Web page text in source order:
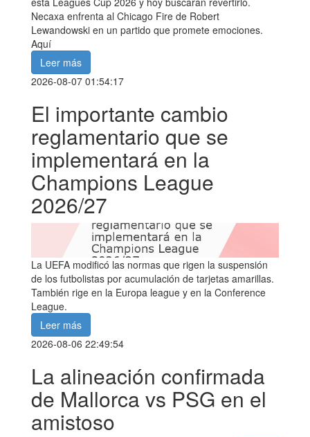
Necaxa enfrenta al Chicago Fire de Robert
Lewandowski en un partido que promete emociones.
Aquí
Leer más
2026-08-07 01:54:17
El importante cambio
reglamentario que se
implementará en la
Champions League
2026/27
La UEFA modificó las normas que rigen la suspensión
de los futbolistas por acumulación de tarjetas amarillas.
También rige en la Europa league y en la Conference
League.
Leer más
2026-08-06 22:49:54
La alineación confirmada
de Mallorca vs PSG en el
amistoso